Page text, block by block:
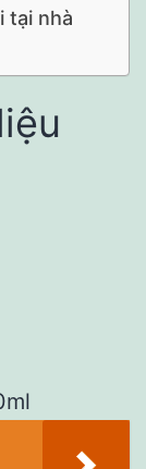
tại nhà